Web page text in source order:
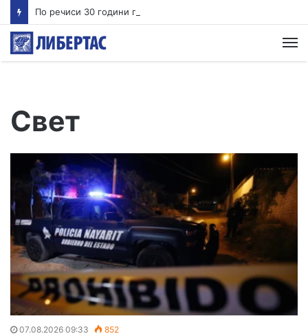
Свет
07.08.2026 09:33 852